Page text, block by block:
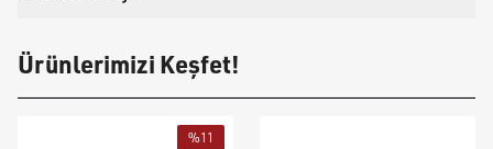
Ürünlerimizi Keşfet!
%11